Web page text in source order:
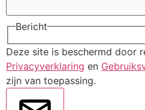
Bericht
Deze site is beschermd door
Privacyverklaring en
zijn van toepassing.